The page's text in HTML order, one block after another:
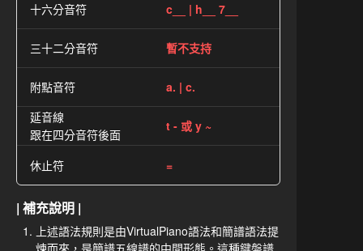
十六分音符 c__ | h__ 7__
三十二分音符 暫不支持
附點音符
a. | c.
延音線
跟在四分音符後面
t - 或 y ~
休止符 =
| 補充說明 |
上述語法規則是由VirtualPiano語法和簡譜語法提